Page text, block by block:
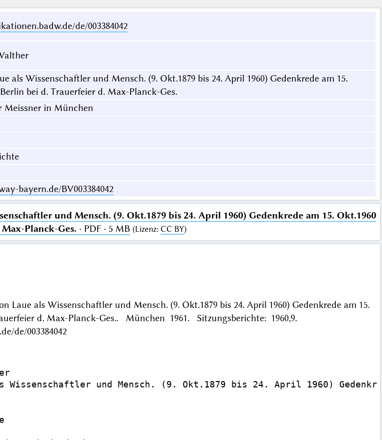
de/003384042
als Wissenschaftler und Mensch. (9. Okt.1879 bis 24. April 1960) Gedenkrede am 15.
bei d. Trauerfeier d. Max-Planck-Ges.
Meissner in München
bayern.de/BV003384042
und Mensch. (9. Okt.1879 bis 24. April 1960) Gedenkrede am 15. Okt.1960
Planck-Ges. · PDF · 5 MB (Lizenz: CC BY)
Laue als Wissenschaftler und Mensch. (9. Okt.1879 bis 24. April 1960) Gedenkrede am 15.
d. Max-Planck-Ges.. München 1961. Sitzungsberichte: 1960,9.
de/003384042
Wissenschaftler und Mensch. (9. Okt.1879 bis 24. April 1960)